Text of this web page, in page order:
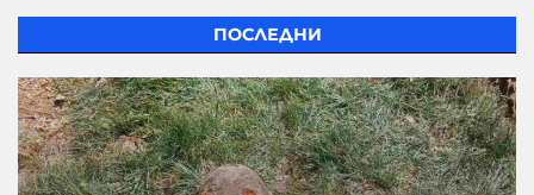
ПОСЛЕДНИ